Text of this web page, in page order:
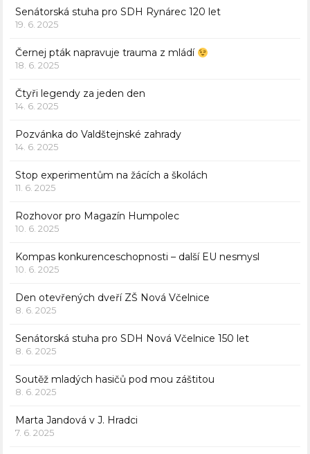
Senátorská stuha pro SDH Rynárec 120 let
19. 6. 2025
Černej pták napravuje trauma z mládí
18. 6. 2025
Čtyři legendy za jeden den
14. 6. 2025
Pozvánka do Valdštejnské zahrady
14. 6. 2025
Stop experimentům na žácích a školách
11. 6. 2025
Rozhovor pro Magazín Humpolec
10. 6. 2025
Kompas konkurenceschopnosti – další EU nesmysl
10. 6. 2025
Den otevřených dveří ZŠ Nová Včelnice
8. 6. 2025
Senátorská stuha pro SDH Nová Včelnice 150 let
8. 6. 2025
Soutěž mladých hasičů pod mou záštitou
8. 6. 2025
Marta Jandová v J. Hradci
7. 6. 2025